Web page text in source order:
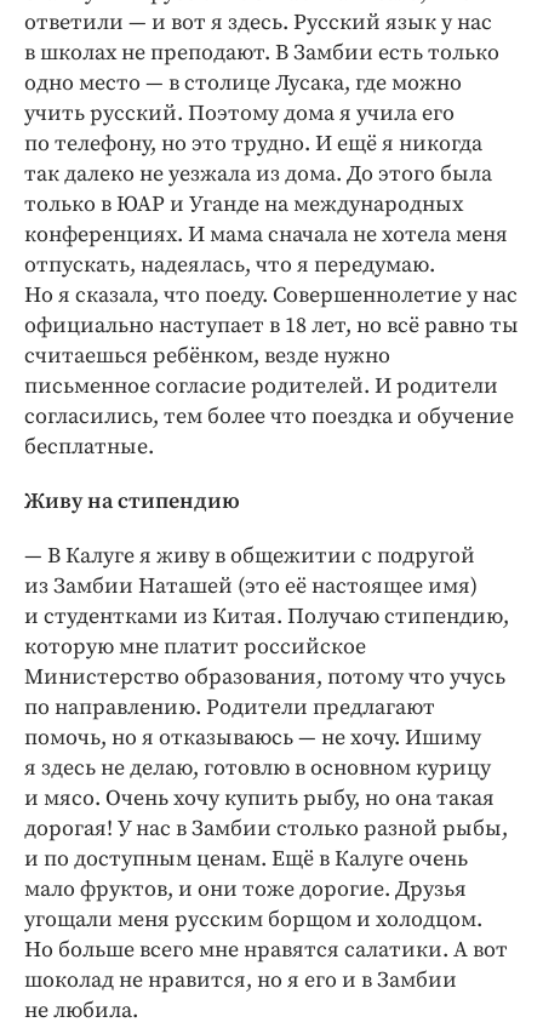
ответили — и вот я здесь. Русский язык у нас
в школах не преподают. В Замбии есть только
одно место — в столице Лусака, где можно
учить русский. Поэтому дома я учила его
по телефону, но это трудно. И ещё я никогда
так далеко не уезжала из дома. До этого была
только в ЮАР и Уганде на международных
конференциях. И мама сначала не хотела меня
отпускать, надеялась, что я передумаю.
Но я сказала, что поеду. Совершеннолетие у нас
официально наступает в 18 лет, но всё равно ты
считаешься ребёнком, везде нужно
письменное согласие родителей. И родители
согласились, тем более что поездка и обучение
бесплатные.
Живу на стипендию
— В Калуге я живу в общежитии с подругой
из Замбии Наташей (это её настоящее имя)
и студентками из Китая. Получаю стипендию,
которую мне платит российское
Министерство образования, потому что учусь
по направлению. Родители предлагают
помочь, но я отказываюсь — не хочу. Ишиму
я здесь не делаю, готовлю в основном курицу
и мясо. Очень хочу купить рыбу, но она такая
дорогая! У нас в Замбии столько разной рыбы,
и по доступным ценам. Ещё в Калуге очень
мало фруктов, и они тоже дорогие. Друзья
угощали меня русским борщом и холодцом.
Но больше всего мне нравятся салатики. А вот
шоколад не нравится, но я его и в Замбии
не любила.